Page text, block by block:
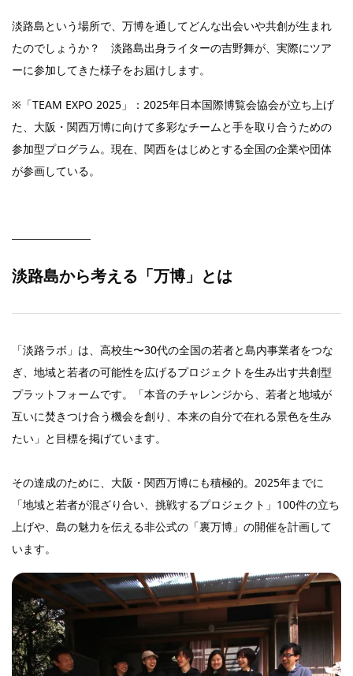
淡路島という場所で、万博を通してどんな出会いや共創が生まれ
たのでしょうか？ 淡路島出身ライターの吉野舞が、実際にツア
ーに参加してきた様子をお届けします。
※「TEAM EXPO 2025」：2025年日本国際博覧会協会が立ち上げ
た、大阪・関西万博に向けて多彩なチームと手を取り合うための
参加型プログラム。現在、関西をはじめとする全国の企業や団体
が参画している。
淡路島から考える「万博」とは
「淡路ラボ」は、高校生〜30代の全国の若者と島内事業者をつな
ぎ、地域と若者の可能性を広げるプロジェクトを生み出す共創型
プラットフォームです。「本音のチャレンジから、若者と地域が
互いに焚きつけ合う機会を創り、本来の自分で在れる景色を生み
たい」と目標を掲げています。
その達成のために、大阪・関西万博にも積極的。2025年までに
「地域と若者が混ざり合い、挑戦するプロジェクト」100件の立ち
上げや、島の魅力を伝える非公式の「裏万博」の開催を計画して
います。